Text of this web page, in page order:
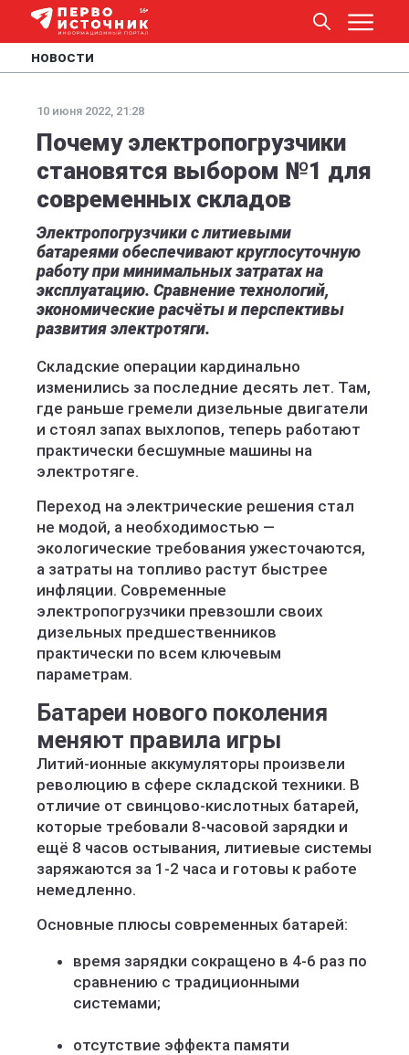
НОВОСТИ
10 июня 2022, 21:28
Почему электропогрузчики
становятся выбором №1 для
современных складов
Электропогрузчики с литиевыми
батареями обеспечивают круглосуточную
работу при минимальных затратах на
эксплуатацию. Сравнение технологий,
экономические расчёты и перспективы
развития электротяги.
Складские операции кардинально
изменились за последние десять лет. Там,
где раньше гремели дизельные двигатели
и стоял запах выхлопов, теперь работают
практически бесшумные машины на
электротяге.
Переход на электрические решения стал
не модой, а необходимостью —
экологические требования ужесточаются,
а затраты на топливо растут быстрее
инфляции. Современные
электропогрузчики превзошли своих
дизельных предшественников
практически по всем ключевым
параметрам.
Батареи нового поколения
меняют правила игры
Литий-ионные аккумуляторы произвели
революцию в сфере складской техники. В
отличие от свинцово-кислотных батарей,
которые требовали 8-часовой зарядки и
ещё 8 часов остывания, литиевые системы
заряжаются за 1-2 часа и готовы к работе
немедленно.
Основные плюсы современных батарей:
время зарядки сокращено в 4-6 раз по
сравнению с традиционными
системами;
отсутствие эффекта памяти